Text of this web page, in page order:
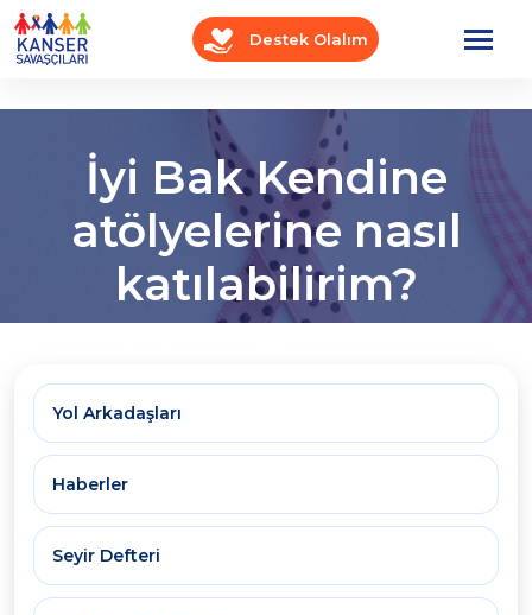
Destek Olalım
İyi Bak Kendine
atölyelerine nasıl
katılabilirim?
Yol Arkadaşları
Haberler
Seyir Defteri